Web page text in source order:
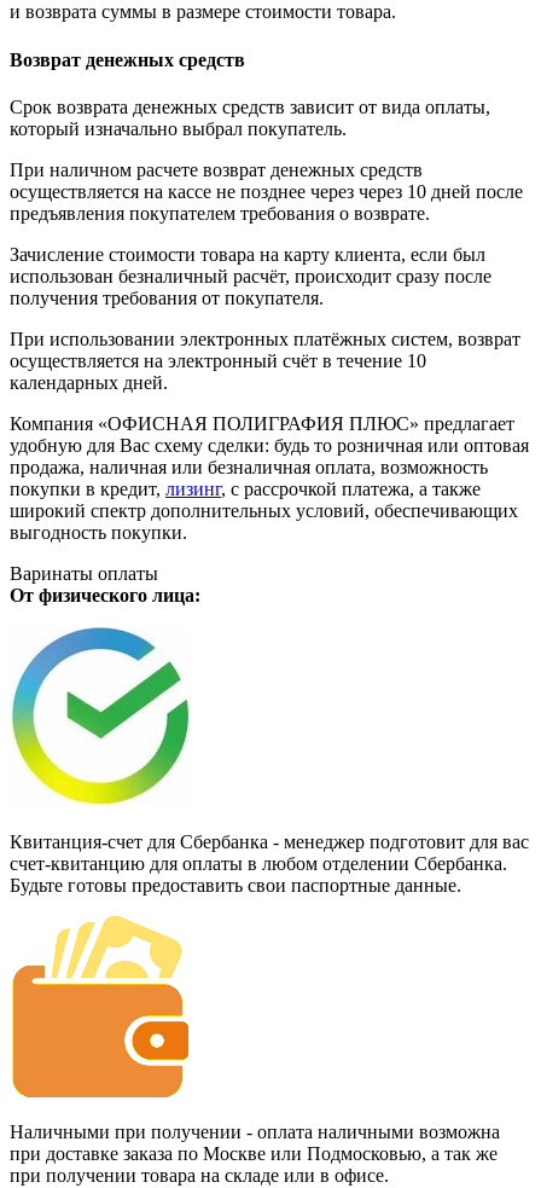
и возврата суммы в размере стоимости товара.
Возврат денежных средств
Срок возврата денежных средств зависит от вида оплаты,
который изначально выбрал покупатель.
При наличном расчете возврат денежных средств
осуществляется на кассе не позднее через через 10 дней после
предъявления покупателем требования о возврате.
Зачисление стоимости товара на карту клиента, если был
использован безналичный расчёт, происходит сразу после
получения требования от покупателя.
При использовании электронных платёжных систем, возврат
осуществляется на электронный счёт в течение 10
календарных дней.
Компания «ОФИСНАЯ ПОЛИГРАФИЯ ПЛЮС» предлагает
удобную для Вас схему сделки: будь то розничная или оптовая
продажа, наличная или безналичная оплата, возможность
покупки в кредит, лизинг, с рассрочкой платежа, а также
широкий спектр дополнительных условий, обеспечивающих
выгодность покупки.
Варинаты оплаты
От физического лица:
Квитанция-счет для Сбербанка - менеджер подготовит для вас
счет-квитанцию для оплаты в любом отделении Сбербанка.
Будьте готовы предоставить свои паспортные данные.
Наличными при получении - оплата наличными возможна
при доставке заказа по Москве или Подмосковью, а так же
при получении товара на складе или в офисе.